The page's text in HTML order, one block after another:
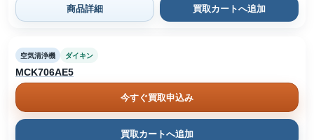
商品詳細 買取カートへ追加
空気清浄機 ダイキン
MCK706AE5
今すぐ買取申込み
買取カートへ追加